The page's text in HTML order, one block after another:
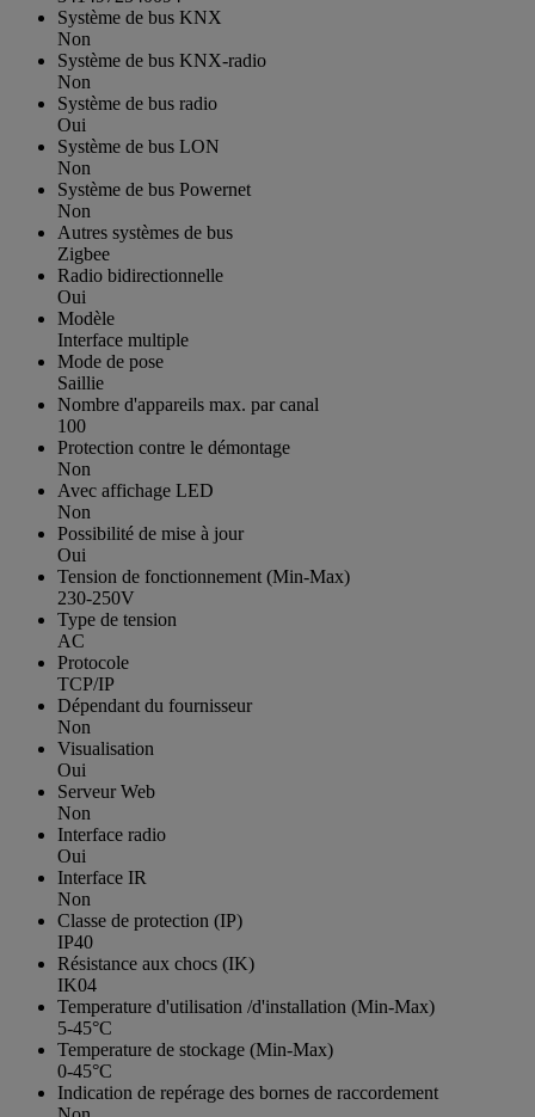
Système de bus KNX
Non
Système de bus KNX-radio
Non
Système de bus radio
Oui
Système de bus LON
Non
Système de bus Powernet
Non
Autres systèmes de bus
Zigbee
Radio bidirectionnelle
Oui
Modèle
Interface multiple
Mode de pose
Saillie
Nombre d'appareils max. par canal
100
Protection contre le démontage
Non
Avec affichage LED
Non
Possibilité de mise à jour
Oui
Tension de fonctionnement (Min-Max)
230-250V
Type de tension
AC
Protocole
TCP/IP
Dépendant du fournisseur
Non
Visualisation
Oui
Serveur Web
Non
Interface radio
Oui
Interface IR
Non
Classe de protection (IP)
IP40
Résistance aux chocs (IK)
IK04
Temperature d'utilisation /d'installation (Min-Max)
5-45°C
Temperature de stockage (Min-Max)
0-45°C
Indication de repérage des bornes de raccordement